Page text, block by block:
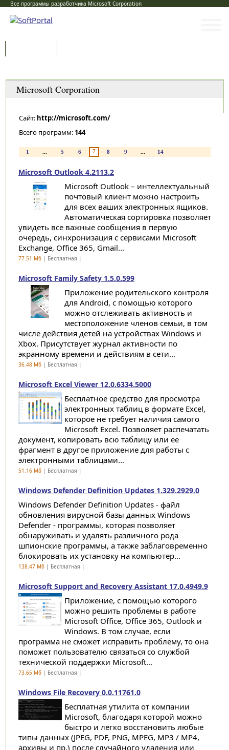
Все программы разработчика Microsoft Corporation
Microsoft Corporation
Сайт: http://microsoft.com/
Всего программ: 144
1 ... 5 6 7 8 9 ... 14
Microsoft Outlook 4.2113.2
Microsoft Outlook – интеллектуальный
почтовый клиент можно настроить
для всех ваших электронных ящиков.
Автоматическая сортировка позволяет
увидеть все важные сообщения в первую
очередь, синхронизация с сервисами Microsoft
Exchange, Office 365, Gmail...
77.51 Мб| Бесплатная |
Microsoft Family Safety 1.5.0.599
Приложение родительского контроля
для Android, с помощью которого
можно отслеживать активность и
местоположение членов семьи, в том
числе действия детей на устройствах Windows и
Xbox. Присутствует журнал активности по
экранному времени и действиям в сети...
36.48 Мб| Бесплатная |
Microsoft Excel Viewer 12.0.6334.5000
Бесплатное средство для просмотра
электронных таблиц в формате Excel,
которое не требует наличия самого
Microsoft Excel. Позволяет распечатать
документ, копировать всю таблицу или ее
фрагмент в другое приложение для работы с
электронными таблицами...
51.16 Мб| Бесплатная |
Windows Defender Definition Updates 1.329.2929.0
Windows Defender Definition Updates - файл
обновления вирусной базы данных Windows
Defender - программы, которая позволяет
обнаруживать и удалять различного рода
шпионские программы, а также заблаговременно
блокировать их установку на компьютер...
138.47 Мб| Бесплатная |
Microsoft Support and Recovery Assistant 17.0.4949.9
Приложение, с помощью которого
можно решить проблемы в работе
Microsoft Office, Office 365, Outlook и
Windows. В том случае, если
программа не сможет исправить проблему, то она
поможет пользователю связаться со службой
технической поддержки Microsoft...
73.65 Мб| Бесплатная |
Windows File Recovery 0.0.11761.0
Бесплатная утилита от компании
Microsoft, благодаря которой можно
быстро и легко восстановить любые
типы данных (JPEG, PDF, PNG, MPEG, MP3 / MP4,
архивы и пр.) после случайного удаления или